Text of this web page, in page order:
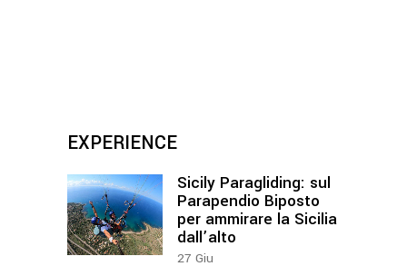
EXPERIENCE
Sicily Paragliding: sul
Parapendio Biposto
per ammirare la Sicilia
dall’alto
27 Giu